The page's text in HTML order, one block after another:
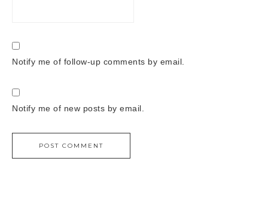
Notify me of follow-up comments by email.
Notify me of new posts by email.